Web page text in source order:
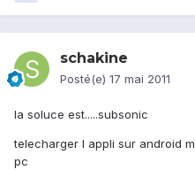
schakine
Posté(e) 17 mai 2011
la soluce est.....subsonic
telecharger l appli sur android
pc